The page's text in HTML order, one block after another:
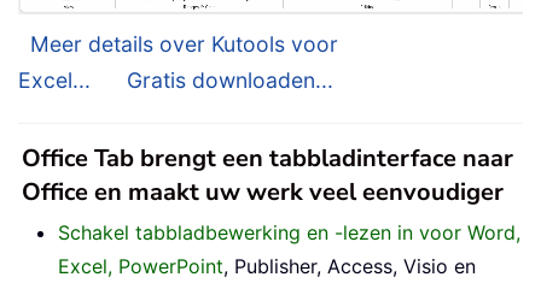
Meer details over Kutools voor
Excel...
Gratis downloaden...
Office Tab brengt een tabbladinterface naar
Office en maakt uw werk veel eenvoudiger
Schakel tabbladbewerking en -lezen in voor Word,
Excel, PowerPoint, Publisher, Access, Visio en